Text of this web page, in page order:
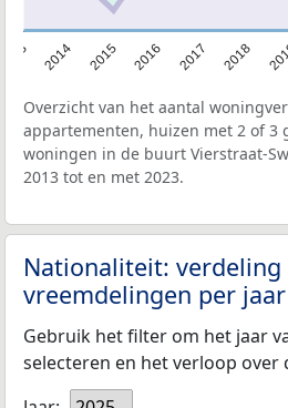
2014 2015 2016 2017 2018
Overzicht van het aantal
appartementen, huizen met 2 of 3
woningen in de buurt Vierstraat-
2013 tot en met 2023.
Nationaliteit: verdeling
vreemdelingen per jaar
Gebruik het filter om het jaar
selecteren en het verloop over